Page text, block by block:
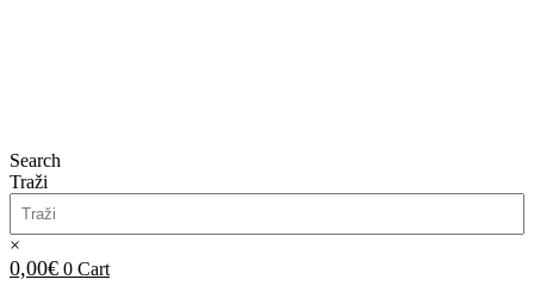
Search
Traži
×
0,00€ 0 Cart